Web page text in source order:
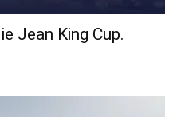
Jean King Cup.